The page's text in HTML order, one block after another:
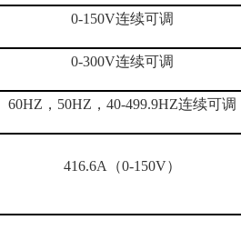
0-150V连续可调
0-300V连续可调
60HZ，50HZ，40-499.9HZ连续可调
416.6A（0-150V）